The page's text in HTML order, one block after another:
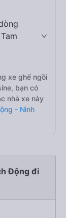
xe ghế ngồi
bạn có
nhà xe này
- Ninh
Động đi